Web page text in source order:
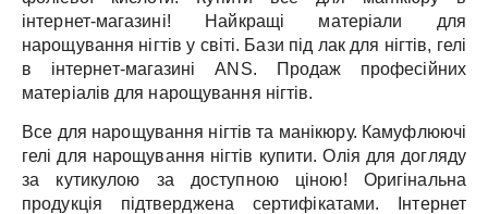
інтернет-магазині!
Найкращі матеріали для
нарощування нігтів у світі. Бази під лак для нігтів, гелі
в інтернет-магазині ANS.
Продаж професійних
матеріалів для нарощування нігтів.
Все для нарощування нігтів та манікюру. Камуфлюючі
гелі для нарощування нігтів купити. Олія для догляду
за кутикулою за доступною ціною!
Оригінальна
продукція підтверджена сертифікатами.
Інтернет